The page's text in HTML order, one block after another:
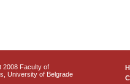
2008 Faculty of
University of Belgrade